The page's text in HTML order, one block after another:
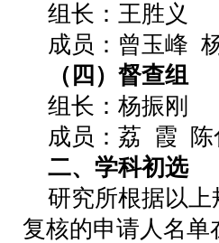
组长：王胜义
成员：曾玉峰
（四）督查组
组长：杨振刚
成员：荔 霞 陈
二、学科初选
研究所根据以
复核的申请人名单